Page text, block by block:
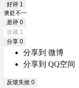
好评 1
褒贬不一
差评 0
收藏 1
分享 0
分享到 微博
分享到 QQ空间
反馈失效 0